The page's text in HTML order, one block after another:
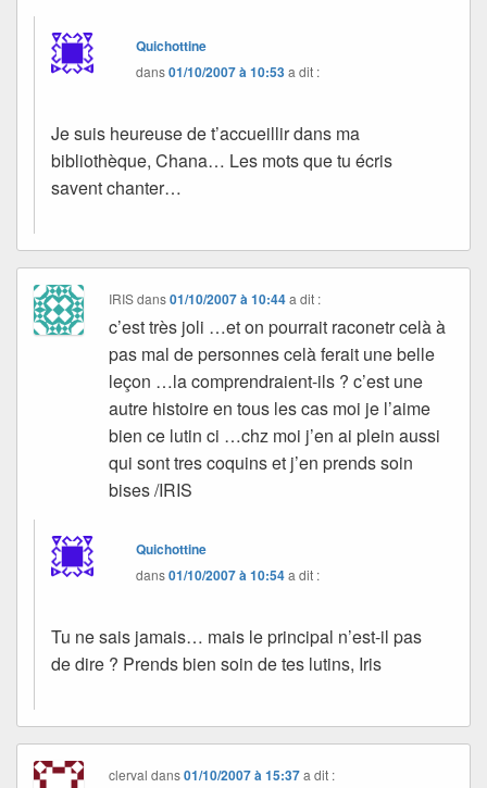
Quichottine
dans01/10/2007 à 10:53a dit :
Je suis heureuse de t’accueillir dans ma
bibliothèque, Chana… Les mots que tu écris
savent chanter…
IRISdans01/10/2007 à 10:44 a dit :
c’est très joli …et on pourrait raconetr celà à
pas mal de personnes celà ferait une belle
leçon …la comprendraient-ils ? c’est une
autre histoire en tous les cas moi je l’aime
bien ce lutin ci …chz moi j’en ai plein aussi
qui sont tres coquins et j’en prends soin
bises /IRIS
Quichottine
dans01/10/2007 à 10:54a dit :
Tu ne sais jamais… mais le principal n’est-il pas
de dire ? Prends bien soin de tes lutins, Iris
clerval dans01/10/2007 à 15:37 a dit :